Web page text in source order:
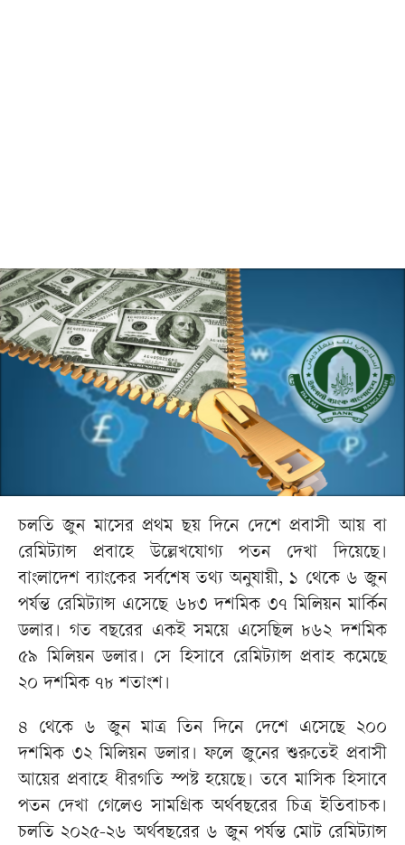
চলতি জুন মাসের প্রথম ছয় দিনে দেশে প্রবাসী আয় বা
রেমিট্যান্স প্রবাহে উল্লেখযোগ্য পতন দেখা দিয়েছে।
বাংলাদেশ ব্যাংকের সর্বশেষ তথ্য অনুযায়ী, ১ থেকে ৬ জুন
পর্যন্ত রেমিট্যান্স এসেছে ৬৮৩ দশমিক ৩৭ মিলিয়ন মার্কিন
ডলার। গত বছরের একই সময়ে এসেছিল ৮৬২ দশমিক
৫৯ মিলিয়ন ডলার। সে হিসাবে রেমিট্যান্স প্রবাহ কমেছে
২০ দশমিক ৭৮ শতাংশ।
৪ থেকে ৬ জুন মাত্র তিন দিনে দেশে এসেছে ২০০
দশমিক ৩২ মিলিয়ন ডলার। ফলে জুনের শুরুতেই প্রবাসী
আয়ের প্রবাহে ধীরগতি স্পষ্ট হয়েছে। তবে মাসিক হিসাবে
পতন দেখা গেলেও সামগ্রিক অর্থবছরের চিত্র ইতিবাচক।
চলতি ২০২৫-২৬ অর্থবছরের ৬ জুন পর্যন্ত মোট রেমিট্যান্স